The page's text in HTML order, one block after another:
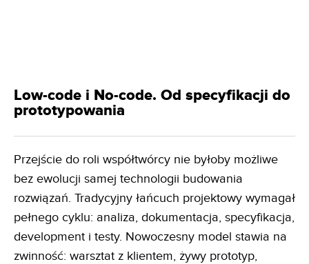
Low-code i No-code. Od specyfikacji do
prototypowania
Przejście do roli współtwórcy nie byłoby możliwe
bez ewolucji samej technologii budowania
rozwiązań. Tradycyjny łańcuch projektowy wymagał
pełnego cyklu: analiza, dokumentacja, specyfikacja,
development i testy. Nowoczesny model stawia na
zwinność: warsztat z klientem, żywy prototyp,